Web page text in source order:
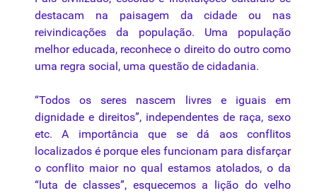
destacam na paisagem da cidade ou nas
reivindicações da população. Uma população
melhor educada, reconhece o direito do outro como
uma regra social, uma questão de cidadania.
“Todos os seres nascem livres e iguais em
dignidade e direitos”, independentes de raça, sexo
etc. A importância que se dá aos conflitos
localizados é porque eles funcionam para disfarçar
o conflito maior no qual estamos atolados, o da
“luta de classes”, esquecemos a lição do velho